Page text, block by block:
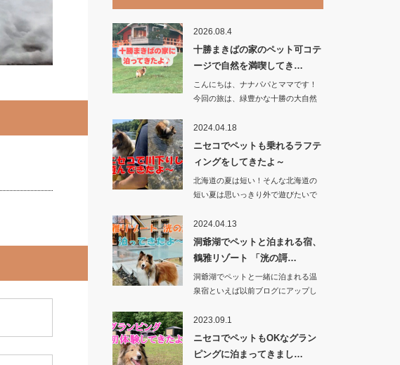
2026.08.4
十勝まきばの家のペット可コテ
ージで自然を満喫してき…
こんにちは、ナナパパとママです！
今回の旅は、緑豊かな十勝の大自然
2024.04.18
ニセコでペットも乗れるラフテ
ィングをしてきたよ～
北海道の夏は短い！そんな北海道の
短い夏は思いっきり外で遊びたいで
2024.04.13
洞爺湖でペットと泊まれる宿、
鶴雅リゾート 「洸の謌…
洞爺湖でペットと一緒に泊まれる温
泉宿といえば以前ブログにアップし
2023.09.1
ニセコでペットもOKなグラン
ピングに泊まってきまし…